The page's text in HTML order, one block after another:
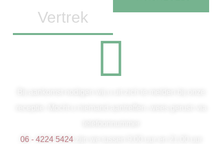
Vertrek
06 - 4224 5424zijn we tussen 9.00 uur en 21.00 uur